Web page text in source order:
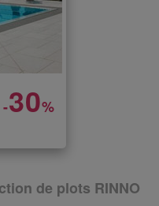
-30%
de plots RINNO